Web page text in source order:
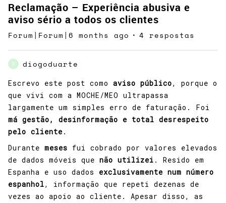
Reclamação – Experiência abusiva e
aviso sério a todos os clientes
Forum|Forum|6 months ago 4 respostas
D diogoduarte
Escrevo este post como aviso público, porque o
que vivi com a MOCHE/MEO ultrapassa
largamente um simples erro de faturação. Foi
má gestão, desinformação e total desrespeito
pelo cliente .
Durante meses fui cobrado por valores elevados
de dados móveis que não utilizei . Resido em
Espanha e uso dados exclusivamente num número
espanhol, informação que repeti dezenas de
vezes ao apoio ao cliente. Apesar disso, as